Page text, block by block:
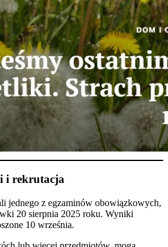
i rekrutacja
jednego z egzaminów obowiązkowych,
20 sierpnia 2025 roku. Wyniki
10 września.